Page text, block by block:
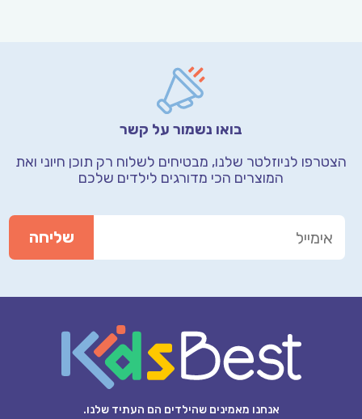
בואו נשמור על קשר
הצטרפו לניוזלטר שלנו, מבטיחים לשלוח רק תוכן חיוני ואת
המוצרים הכי מדורגים לילדים שלכם
אנחנו מאמינים שהילדים הם העתיד שלנו.